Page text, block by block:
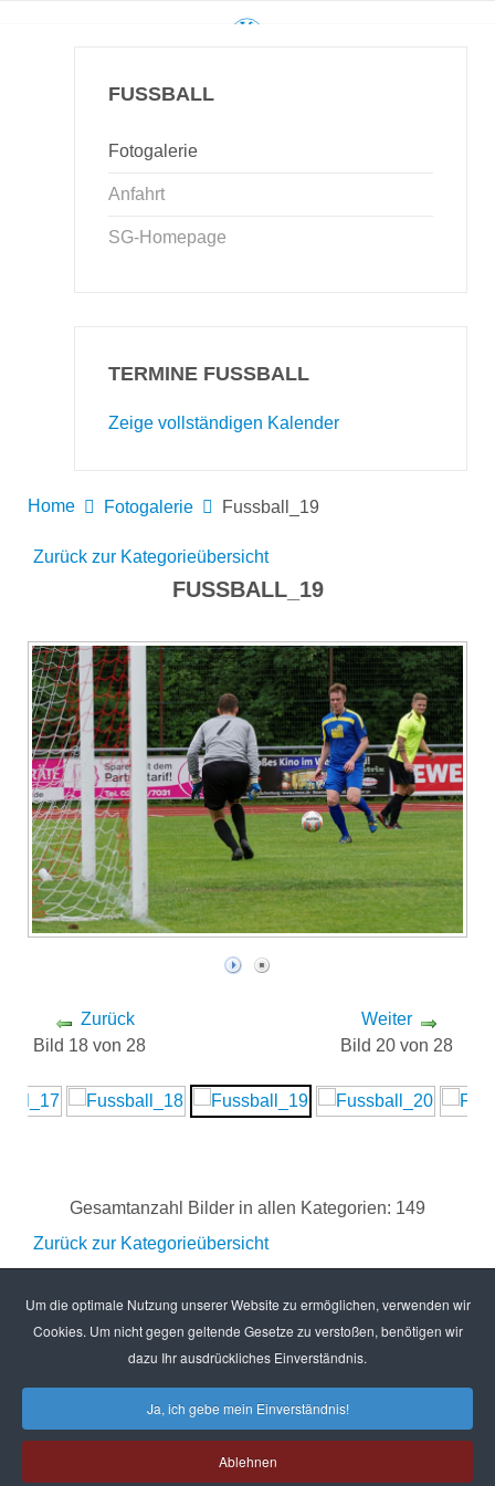
Um die optimale Nutzung unserer Website zu ermöglichen, verwenden wir
Cookies. Um nicht gegen geltende Gesetze zu verstoßen, benötigen wir
dazu Ihr ausdrückliches Einverständnis.
Ja, ich gebe mein Einverständnis!
Ablehnen
FUSSBALL
Fotogalerie
Anfahrt
SG-Homepage
TERMINE FUSSBALL
Zeige vollständigen Kalender
Home Fotogalerie Fussball_19
Zurück zur Kategorieübersicht
FUSSBALL_19
Zurück
Bild 18 von 28
Weiter
Bild 20 von 28
Gesamtanzahl Bilder in allen Kategorien: 149
Zurück zur Kategorieübersicht
Copyright © 2016 TuS Hachenburg
Datenschutz